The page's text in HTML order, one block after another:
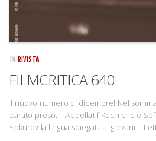
IN RIVISTA
FILMCRITICA 640
Il nuovo numero di dicembre! Nel
partito preso: – Abdellatif Kechiche e
Sokurov la lingua spiegata ai giovani –